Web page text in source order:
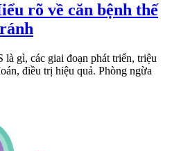
rõ về căn bệnh thế
gì, các giai đoạn phát triển, triệu
điều trị hiệu quả. Phòng ngừa